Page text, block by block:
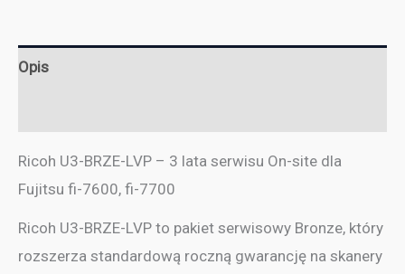
Opis
Ricoh U3-BRZE-LVP – 3 lata serwisu On-site dla
Fujitsu fi-7600, fi-7700
Ricoh U3-BRZE-LVP to pakiet serwisowy Bronze, który
rozszerza standardową roczną gwarancję na skanery